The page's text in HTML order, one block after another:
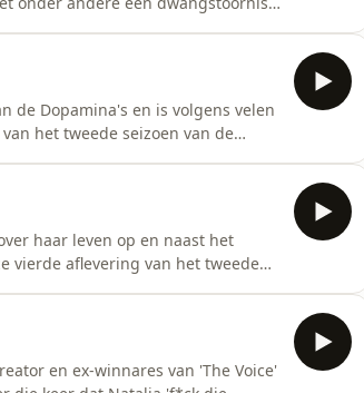
de Dopamina's en is volgens velen
het tweede seizoen van de
haar leven op en naast het
vierde aflevering van het tweede
en ex-winnares van 'The Voice'